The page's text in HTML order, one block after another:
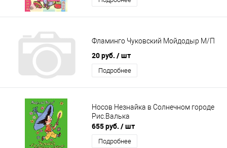
Фламинго Чуковский Мойдодыр М/П
20 руб. / шт
Подробнее
Носов Незнайка в Солнечном городе
Рис.Валька
655 руб. / шт
Подробнее